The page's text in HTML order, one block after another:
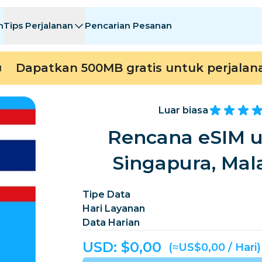
Tips Perjalanan Pencarian Pesanan
Andorra
Bosnia dan Herzegovina
Kamerun
Kosta Rika
Denmark Dominika
Dapatkan 500MB gratis untuk
Luar biasa
Rencana eSIM
Singapura,
Tipe Data
Hari Layanan
Data Harian
USD: $0,00 (≈US$0,00 / Hari)